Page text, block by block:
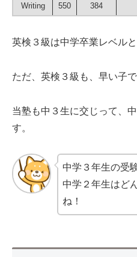
Writing 550 384
英検３級は中学卒業レベルと
ただ、英検３級も、早い子
当塾も中３生に交じって、
す。
中学３年生の受
中学２年生はど
ね！